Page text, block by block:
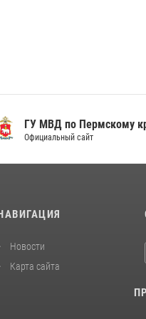
ГУ МВД по Пермскому
Официальный сайт
Новости
Карта сайта